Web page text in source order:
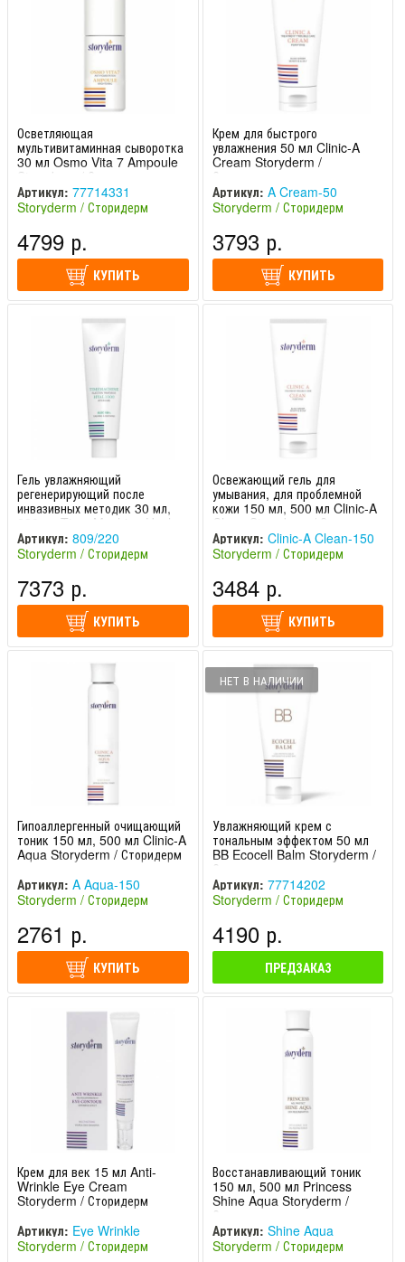
Осветляющая
мультивитаминная сыворотка
30 мл Osmo Vita 7 Ampoule
Storyderm / Сторидерм
Артикул: 77714331
Storyderm / Сторидерм
4799 р.
КУПИТЬ
Крем для быстрого
увлажнения 50 мл Clinic-A
Cream Storyderm /
Сторидерм
Артикул: A Cream-50
Storyderm / Сторидерм
3793 р.
КУПИТЬ
Гель увлажняющий
регенерирующий после
инвазивных методик 30 мл,
220 мл Time Machine Hyal
Storyderm / Сторидерм
Артикул: 809/220
Storyderm / Сторидерм
7373 р.
КУПИТЬ
Освежающий гель для
умывания, для проблемной
кожи 150 мл, 500 мл Clinic-A
Clean Storyderm / Сторидерм
Артикул: Clinic-A Clean-150
Storyderm / Сторидерм
3484 р.
КУПИТЬ
Гипоаллергенный очищающий
тоник 150 мл, 500 мл Clinic-A
Aqua Storyderm / Сторидерм
Артикул: A Aqua-150
Storyderm / Сторидерм
2761 р.
КУПИТЬ
НЕТ В НАЛИЧИИ
Увлажняющий крем с
тональным эффектом 50 мл
BB Ecocell Balm Storyderm /
Сторидерм
Артикул: 77714202
Storyderm / Сторидерм
4190 р.
ПРЕДЗАКАЗ
Крем для век 15 мл Anti-
Wrinkle Eye Cream
Storyderm / Сторидерм
Артикул: Eye Wrinkle
Storyderm / Сторидерм
Восстанавливающий тоник
150 мл, 500 мл Princess
Shine Aqua Storyderm /
Сторидерм
Артикул: Shine Aqua
Storyderm / Сторидерм